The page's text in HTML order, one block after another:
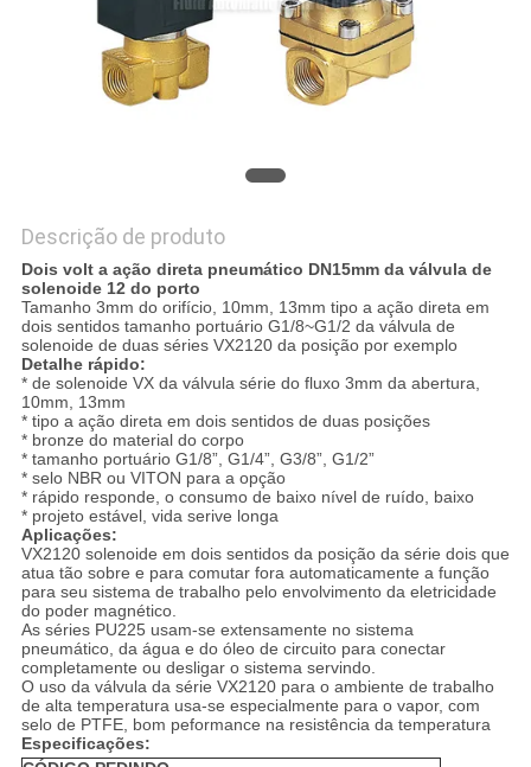
Descrição de produto
Dois volt a ação direta pneumático DN15mm da válvula de
solenoide 12 do porto
Tamanho 3mm do orifício, 10mm, 13mm tipo a ação direta em
dois sentidos tamanho portuário G1/8~G1/2 da válvula de
solenoide de duas séries VX2120 da posição por exemplo
Detalhe rápido:
* de solenoide VX da válvula série do fluxo 3mm da abertura,
10mm, 13mm
* tipo a ação direta em dois sentidos de duas posições
* bronze do material do corpo
* tamanho portuário G1/8”, G1/4”, G3/8”, G1/2”
* selo NBR ou VITON para a opção
* rápido responde, o consumo de baixo nível de ruído, baixo
* projeto estável, vida serive longa
Aplicações:
VX2120 solenoide em dois sentidos da posição da série dois que
atua tão sobre e para comutar fora automaticamente a função
para seu sistema de trabalho pelo envolvimento da eletricidade
do poder magnético.
As séries PU225 usam-se extensamente no sistema
pneumático, da água e do óleo de circuito para conectar
completamente ou desligar o sistema servindo.
O uso da válvula da série VX2120 para o ambiente de trabalho
de alta temperatura usa-se especialmente para o vapor, com
selo de PTFE, bom peformance na resistência da temperatura
Especificações: